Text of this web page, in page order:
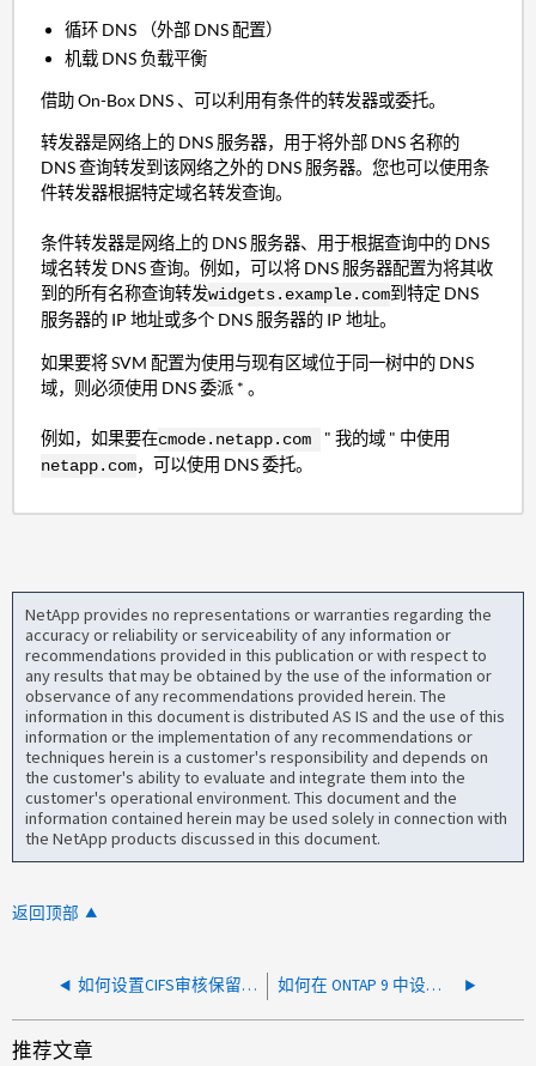
循环 DNS （外部 DNS 配置）
机载 DNS 负载平衡
借助 On-Box DNS 、可以利用有条件的转发器或委托。
转发器是网络上的 DNS 服务器，用于将外部 DNS 名称的
DNS 查询转发到该网络之外的 DNS 服务器。您也可以使用条
件转发器根据特定域名转发查询。
条件转发器是网络上的 DNS 服务器、用于根据查询中的 DNS
域名转发 DNS 查询。例如，可以将 DNS 服务器配置为将其收
到的所有名称查询转发widgets.example.com到特定 DNS
服务器的 IP 地址或多个 DNS 服务器的 IP 地址。
如果要将 SVM 配置为使用与现有区域位于同一树中的 DNS
域，则必须使用 DNS 委派 * 。
例如，如果要在cmode.netapp.com " 我的域 " 中使用
netapp.com，可以使用 DNS 委托。
NetApp provides no representations or warranties regarding the
accuracy or reliability or serviceability of any information or
recommendations provided in this publication or with respect to
any results that may be obtained by the use of the information or
observance of any recommendations provided herein. The
information in this document is distributed AS IS and the use of this
information or the implementation of any recommendations or
techniques herein is a customer's responsibility and depends on
the customer's ability to evaluate and integrate them into the
customer's operational environment. This document and the
information contained herein may be used solely in connection with
the NetApp products discussed in this document.
返回顶部
如何设置CIFS审核保留期限 如何在 ONTAP 9 中设置 NAS 审核
推荐文章